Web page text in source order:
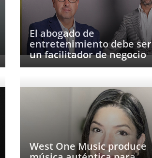
El abogado de
entretenimiento debe ser
un facilitador de negocio
West One Music produce